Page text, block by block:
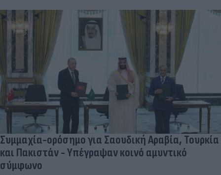
Συμμαχία-ορόσημο για Σαουδική Αραβία, Τουρκία
και Πακιστάν - Υπέγραψαν κοινό αμυντικό
σύμφωνο